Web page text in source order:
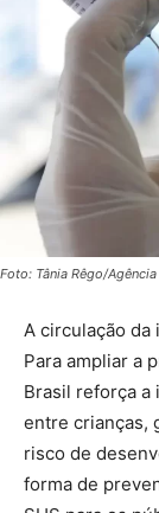
Foto: Tânia Rêgo/
A circulação da
Para ampliar a
Brasil reforça a
entre crianças,
risco de
forma de